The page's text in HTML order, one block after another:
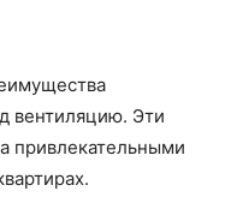
вентиляцию. Эти
привлекательными